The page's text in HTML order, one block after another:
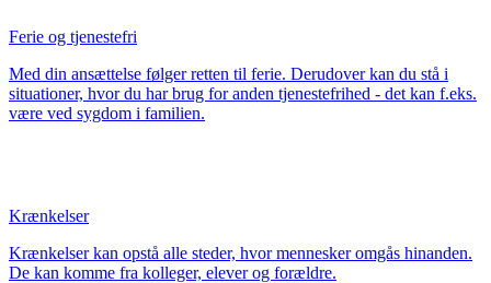
Ferie og tjenestefri
Med din ansættelse følger retten til ferie. Derudover kan du stå i
situationer, hvor du har brug for anden tjenestefrihed - det kan f.eks.
være ved sygdom i familien.
Krænkelser
Krænkelser kan opstå alle steder, hvor mennesker omgås hinanden.
De kan komme fra kolleger, elever og forældre.